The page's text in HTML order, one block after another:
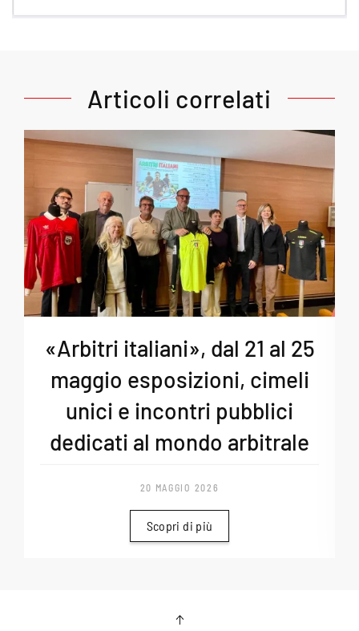
Articoli correlati
«Arbitri italiani», dal 21 al 25
maggio esposizioni, cimeli
unici e incontri pubblici
dedicati al mondo arbitrale
20 MAGGIO 2026
Scopri di più